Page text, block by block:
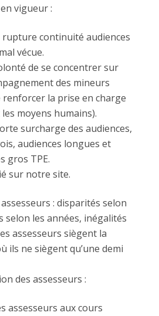
vigueur :
rupture continuité audiences
vécue.
de se concentrer sur
des mineurs
renforcer la prise en charge
moyens humains).
surcharge des audiences,
audiences longues et
gros TPE.
sur notre site.
: disparités selon
selon les années, inégalités
assesseurs siègent la
ils ne siègent qu’une demi
des assesseurs :
assesseurs aux cours